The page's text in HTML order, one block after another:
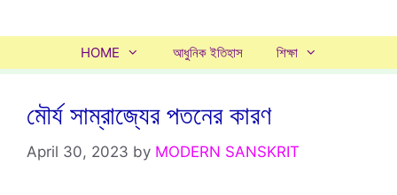
HOME আধুনিক ইতিহাস শিক্ষা
মৌর্য সাম্রাজ্যের পতনের কারণ
April 30, 2023 by MODERN SANSKRIT